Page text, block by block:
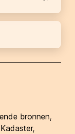
bronnen,